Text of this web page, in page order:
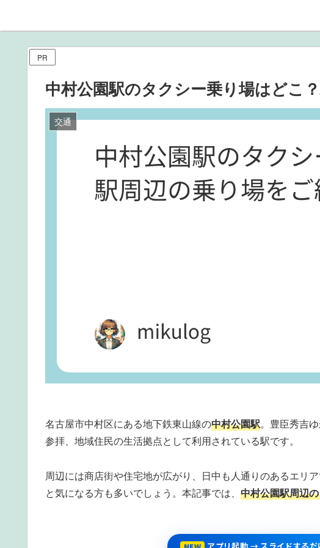
PR
中村公園駅のタクシー乗り場はどこ
交通
名古屋市中村区にある地下鉄東山線の中村公園駅。豊臣秀吉
参拝、地域住民の生活拠点として利用されている駅です。
周辺には商店街や住宅地が広がり、日中も人通りのあるエリ
と気になる方も多いでしょう。本記事では、 中村公園駅周辺